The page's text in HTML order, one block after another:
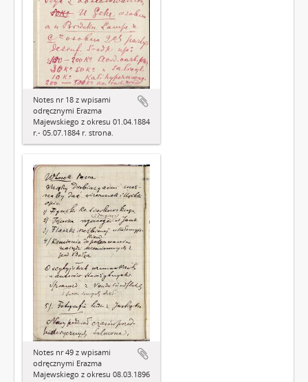
Notes nr 18 z wpisami
odręcznymi Erazma
Majewskiego z okresu 01.04.1884
r.- 05.07.1884 r. strona.
Notes nr 49 z wpisami
odręcznymi Erazma
Majewskiego z okresu 08.03.1896